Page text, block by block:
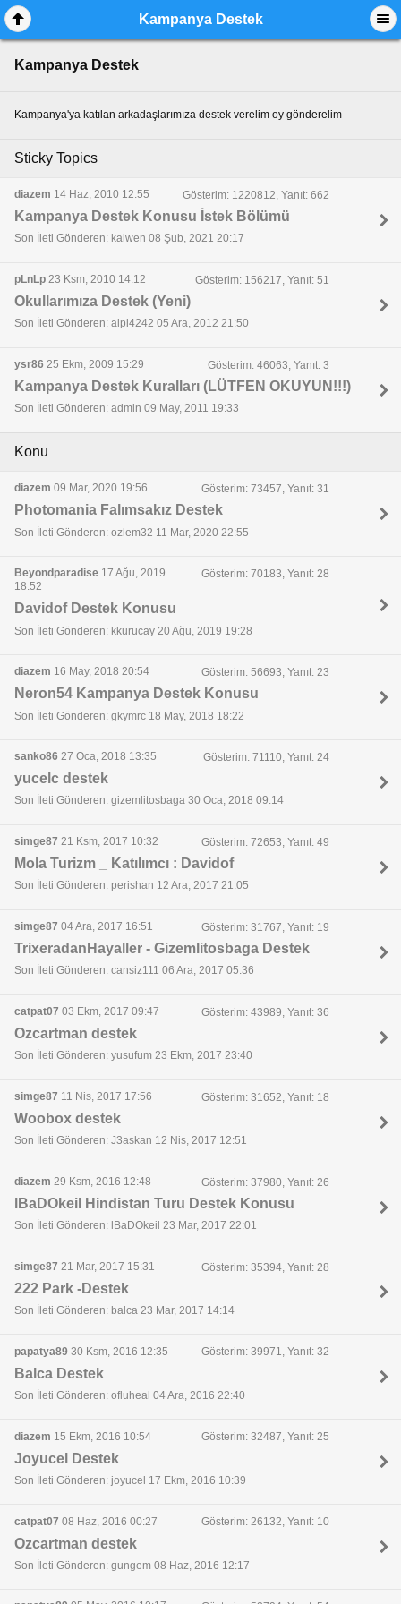
Kampanya Destek
Kampanya Destek
Kampanya'ya katılan arkadaşlarımıza destek verelim oy gönderelim
Sticky Topics
diazem 14 Haz, 2010 12:55 Gösterim: 1220812, Yanıt: 662
Kampanya Destek Konusu İstek Bölümü
Son İleti Gönderen: kalwen 08 Şub, 2021 20:17
pLnLp 23 Ksm, 2010 14:12 Gösterim: 156217, Yanıt: 51
Okullarımıza Destek (Yeni)
Son İleti Gönderen: alpi4242 05 Ara, 2012 21:50
ysr86 25 Ekm, 2009 15:29 Gösterim: 46063, Yanıt: 3
Kampanya Destek Kuralları (LÜTFEN OKUYUN!!!)
Son İleti Gönderen: admin 09 May, 2011 19:33
Konu
diazem 09 Mar, 2020 19:56 Gösterim: 73457, Yanıt: 31
Photomania Falımsakız Destek
Son İleti Gönderen: ozlem32 11 Mar, 2020 22:55
Beyondparadise 17 Ağu, 2019
18:52
Gösterim: 70183, Yanıt: 28
Davidof Destek Konusu
Son İleti Gönderen: kkurucay 20 Ağu, 2019 19:28
diazem 16 May, 2018 20:54 Gösterim: 56693, Yanıt: 23
Neron54 Kampanya Destek Konusu
Son İleti Gönderen: gkymrc 18 May, 2018 18:22
sanko86 27 Oca, 2018 13:35 Gösterim: 71110, Yanıt: 24
yucelc destek
Son İleti Gönderen: gizemlitosbaga 30 Oca, 2018 09:14
simge87 21 Ksm, 2017 10:32 Gösterim: 72653, Yanıt: 49
Mola Turizm _ Katılımcı : Davidof
Son İleti Gönderen: perishan 12 Ara, 2017 21:05
simge87 04 Ara, 2017 16:51 Gösterim: 31767, Yanıt: 19
TrixeradanHayaller - Gizemlitosbaga Destek
Son İleti Gönderen: cansiz111 06 Ara, 2017 05:36
catpat07 03 Ekm, 2017 09:47 Gösterim: 43989, Yanıt: 36
Ozcartman destek
Son İleti Gönderen: yusufum 23 Ekm, 2017 23:40
simge87 11 Nis, 2017 17:56 Gösterim: 31652, Yanıt: 18
Woobox destek
Son İleti Gönderen: J3askan 12 Nis, 2017 12:51
diazem 29 Ksm, 2016 12:48 Gösterim: 37980, Yanıt: 26
lBaDOkeil Hindistan Turu Destek Konusu
Son İleti Gönderen: lBaDOkeil 23 Mar, 2017 22:01
simge87 21 Mar, 2017 15:31 Gösterim: 35394, Yanıt: 28
222 Park -Destek
Son İleti Gönderen: balca 23 Mar, 2017 14:14
papatya89 30 Ksm, 2016 12:35 Gösterim: 39971, Yanıt: 32
Balca Destek
Son İleti Gönderen: ofluheal 04 Ara, 2016 22:40
diazem 15 Ekm, 2016 10:54 Gösterim: 32487, Yanıt: 25
Joyucel Destek
Son İleti Gönderen: joyucel 17 Ekm, 2016 10:39
catpat07 08 Haz, 2016 00:27 Gösterim: 26132, Yanıt: 10
Ozcartman destek
Son İleti Gönderen: gungem 08 Haz, 2016 12:17